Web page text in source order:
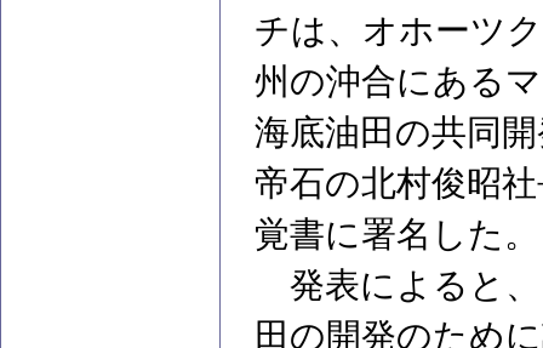
チは、オホーツ
州の沖合にある
海底油田の共同
帝石の北村俊昭
覚書に署名した。
発表によると、
田の開発のため